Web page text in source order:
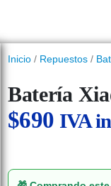
Inicio/ Repuestos/
Batería
$690 IVA